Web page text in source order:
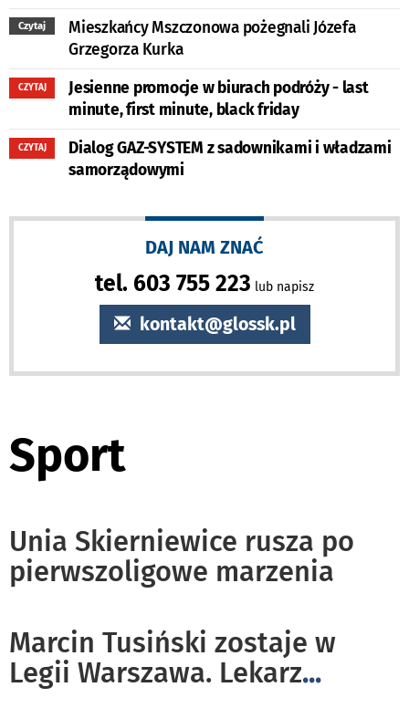
Czytaj
Mieszkańcy Mszczonowa pożegnali Józefa
Grzegorza Kurka
CZYTAJ
Jesienne promocje w biurach podróży - last
minute, first minute, black friday
CZYTAJ
Dialog GAZ-SYSTEM z sadownikami i władzami
samorządowymi
DAJ NAM ZNAĆ
tel. 603 755 223 lub napisz
kontakt@glossk.pl
Sport
Unia Skierniewice rusza po
pierwszoligowe marzenia
Marcin Tusiński zostaje w
Legii Warszawa. Lekarz...